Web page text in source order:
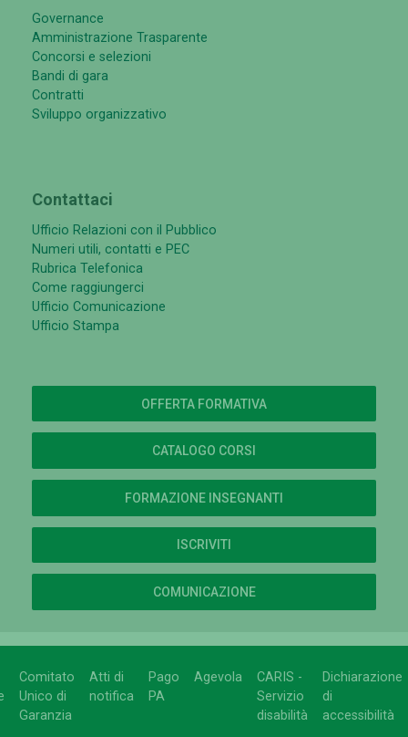
Governance
Amministrazione Trasparente
Concorsi e selezioni
Bandi di gara
Contratti
Sviluppo organizzativo
Contattaci
Ufficio Relazioni con il Pubblico
Numeri utili, contatti e PEC
Rubrica Telefonica
Come raggiungerci
Ufficio Comunicazione
Ufficio Stampa
OFFERTA FORMATIVA
CATALOGO CORSI
FORMAZIONE INSEGNANTI
ISCRIVITI
COMUNICAZIONE
Comitato
Unico di
Garanzia
Atti di
notifica
Pago
PA
Agevola
CARIS -
Servizio
disabilità
Dichiarazione
di
accessibilità